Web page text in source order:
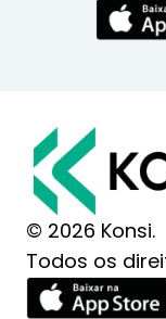
© 2026 Konsi.
Todos os